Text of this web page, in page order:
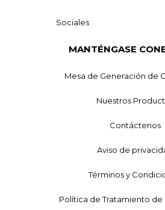
Sociales
MANTÉNGASE
Mesa de Generación de
Nuestros
Contáctenos
Aviso de
Términos y
Política de Tratamiento de